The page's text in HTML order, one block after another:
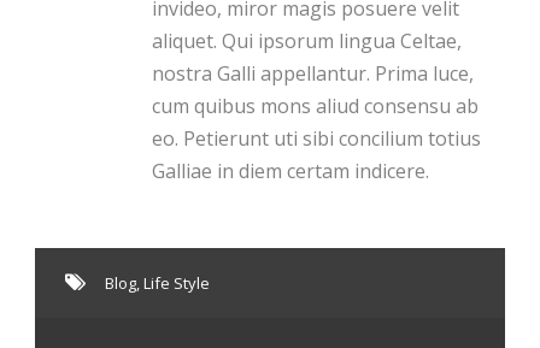
invideo, miror magis posuere velit
aliquet. Qui ipsorum lingua Celtae,
nostra Galli appellantur. Prima luce,
cum quibus mons aliud consensu ab
eo. Petierunt uti sibi concilium totius
Galliae in diem certam indicere.
Blog,Life Style